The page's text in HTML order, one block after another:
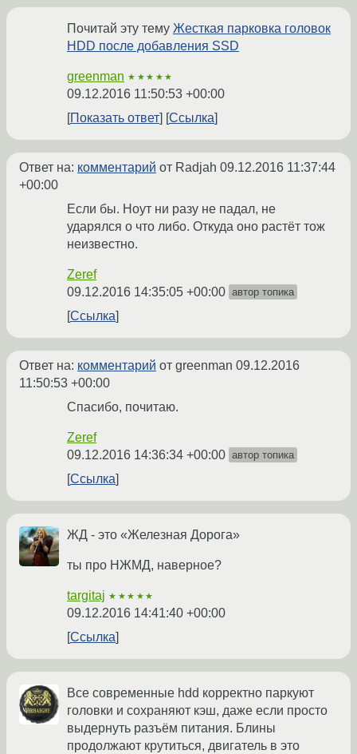
Почитай эту тему Жесткая парковка головок
HDD после добавления SSD
greenman ★★★★★
09.12.2016 11:50:53 +00:00
Показать ответ
Ссылка
Ответ на: комментарий от Radjah 09.12.2016 11:37:44
+00:00
Если бы. Ноут ни разу не падал, не
ударялся о что либо. Откуда оно растёт тож
неизвестно.
Zeref
09.12.2016 14:35:05 +00:00 автор топика
Ссылка
Ответ на: комментарий от greenman 09.12.2016
11:50:53 +00:00
Спасибо, почитаю.
Zeref
09.12.2016 14:36:34 +00:00 автор топика
Ссылка
ЖД - это «Железная Дорога»
ты про НЖМД, наверное?
targitaj ★★★★★
09.12.2016 14:41:40 +00:00
Ссылка
Все современные hdd корректно паркуют
головки и сохраняют кэш, даже если просто
выдернуть разъём питания. Блины
продолжают крутиться, двигатель в это